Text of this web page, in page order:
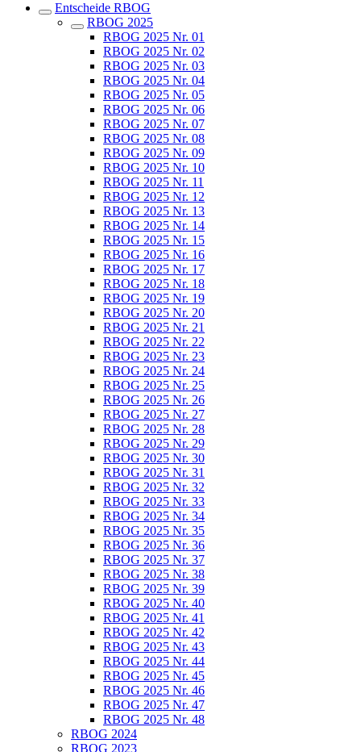
Entscheide RBOG
RBOG 2025
RBOG 2025 Nr. 01
RBOG 2025 Nr. 02
RBOG 2025 Nr. 03
RBOG 2025 Nr. 04
RBOG 2025 Nr. 05
RBOG 2025 Nr. 06
RBOG 2025 Nr. 07
RBOG 2025 Nr. 08
RBOG 2025 Nr. 09
RBOG 2025 Nr. 10
RBOG 2025 Nr. 11
RBOG 2025 Nr. 12
RBOG 2025 Nr. 13
RBOG 2025 Nr. 14
RBOG 2025 Nr. 15
RBOG 2025 Nr. 16
RBOG 2025 Nr. 17
RBOG 2025 Nr. 18
RBOG 2025 Nr. 19
RBOG 2025 Nr. 20
RBOG 2025 Nr. 21
RBOG 2025 Nr. 22
RBOG 2025 Nr. 23
RBOG 2025 Nr. 24
RBOG 2025 Nr. 25
RBOG 2025 Nr. 26
RBOG 2025 Nr. 27
RBOG 2025 Nr. 28
RBOG 2025 Nr. 29
RBOG 2025 Nr. 30
RBOG 2025 Nr. 31
RBOG 2025 Nr. 32
RBOG 2025 Nr. 33
RBOG 2025 Nr. 34
RBOG 2025 Nr. 35
RBOG 2025 Nr. 36
RBOG 2025 Nr. 37
RBOG 2025 Nr. 38
RBOG 2025 Nr. 39
RBOG 2025 Nr. 40
RBOG 2025 Nr. 41
RBOG 2025 Nr. 42
RBOG 2025 Nr. 43
RBOG 2025 Nr. 44
RBOG 2025 Nr. 45
RBOG 2025 Nr. 46
RBOG 2025 Nr. 47
RBOG 2025 Nr. 48
RBOG 2024
RBOG 2023